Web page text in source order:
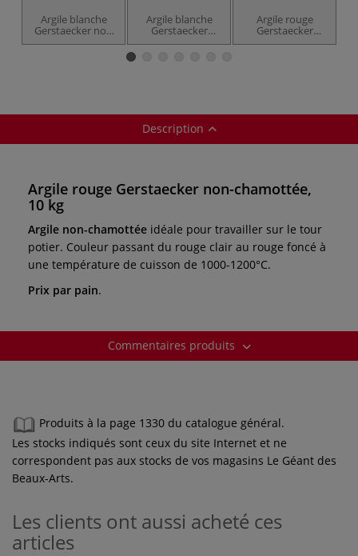
Argile blanche
Gerstaecker non
chamotté
Argile blanche
Gerstaecker
chamotte extra-
Argile rouge
Gerstaecker
chamottée
Description
Argile rouge Gerstaecker non-chamottée,
10 kg
Argile non-chamottée idéale pour travailler sur le tour
potier. Couleur passant du rouge clair au rouge foncé à
une température de cuisson de 1000-1200°C.
Prix par pain.
Commentaires produits
Produits à la page 1330 du catalogue général.
Les stocks indiqués sont ceux du site Internet et ne
correspondent pas aux stocks de vos magasins Le Géant des
Beaux-Arts.
Les clients ont aussi acheté ces
articles